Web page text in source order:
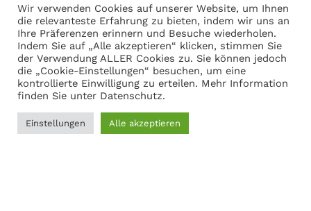
Anmelden
Warenkorb anzeigen
Adresse
Martin Gasch
Marferdingstrasse 22
Wir verwenden Cookies auf unserer Website, um Ihnen
die relevanteste Erfahrung zu bieten, indem wir uns an
Ihre Präferenzen erinnern und Besuche wiederholen.
Indem Sie auf „Alle akzeptieren“ klicken, stimmen Sie
der Verwendung ALLER Cookies zu. Sie können jedoch
die „Cookie-Einstellungen“ besuchen, um eine
kontrollierte Einwilligung zu erteilen. Mehr Information
finden Sie unter Datenschutz.
Einstellungen Alle akzeptieren